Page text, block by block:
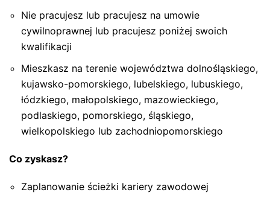
Nie pracujesz lub pracujesz na umowie
cywilnoprawnej lub pracujesz poniżej swoich
kwalifikacji
Mieszkasz na terenie województwa dolnośląskiego,
kujawsko-pomorskiego, lubelskiego, lubuskiego,
łódzkiego, małopolskiego, mazowieckiego,
podlaskiego, pomorskiego, śląskiego,
wielkopolskiego lub zachodniopomorskiego
Co zyskasz?
Zaplanowanie ścieżki kariery zawodowej